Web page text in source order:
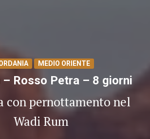
MEDIO ORIENTE
– Rosso Petra – 8 giorni
con pernottamento nel
Wadi Rum